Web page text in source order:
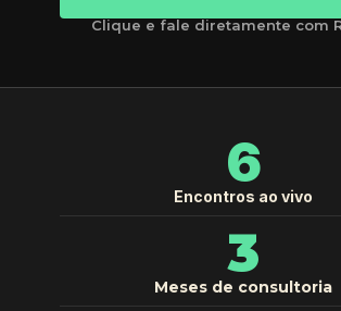
Clique e fale diretamente com
6
Encontros ao vivo
3
Meses de consultoria